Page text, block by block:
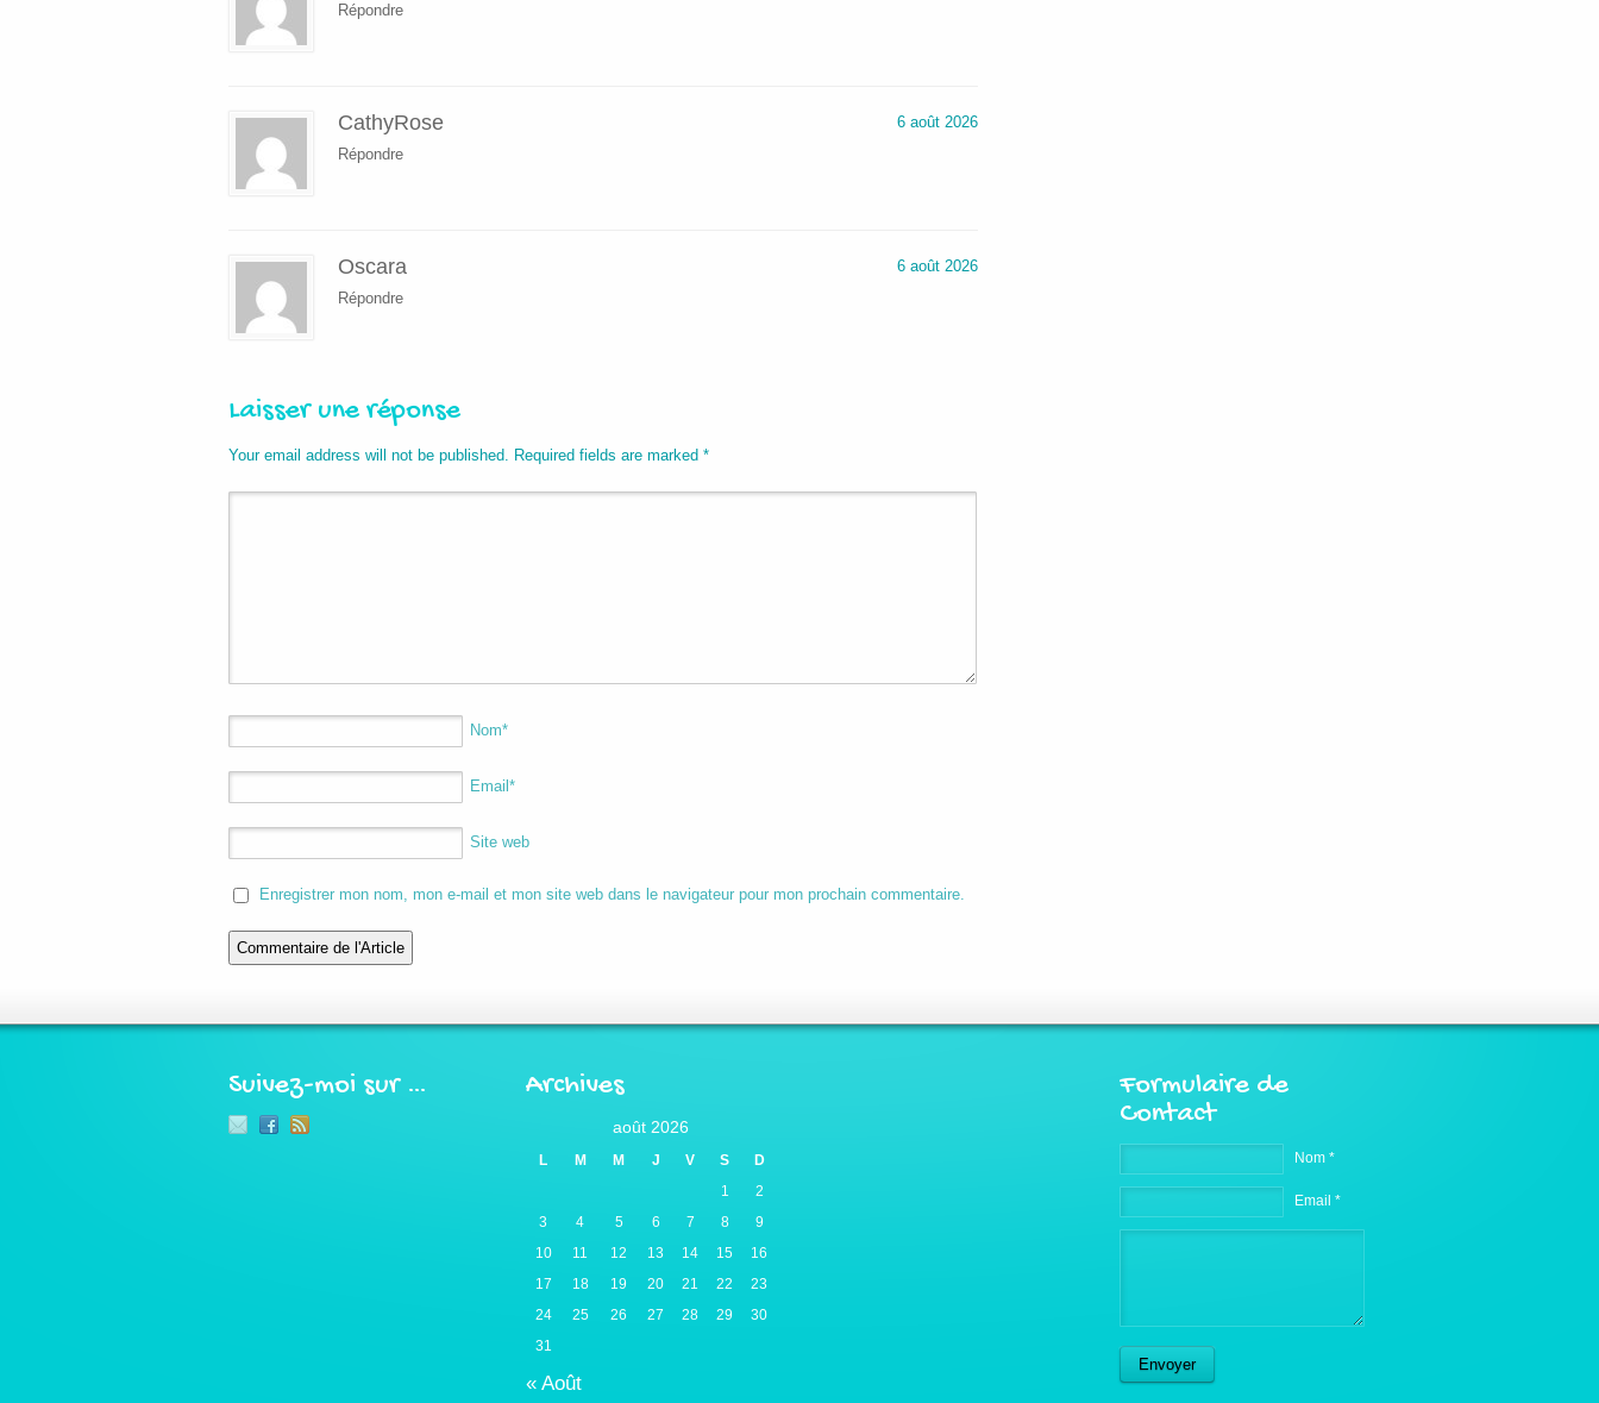
Répondre
CathyRose
6 août 2026
Répondre
Oscara
6 août 2026
Répondre
Laisser une réponse
Your email address will not be published. Required fields are marked *
Nom*
Email*
Site web
Enregistrer mon nom, mon e-mail et mon site web dans le navigateur pour mon prochain commentaire.
Suivez-moi sur … Archives
août 2026
L M M J V S D
« Août
1
2
3
4 5 6 7 8
9
10
11 12 13 14 15
16
17
18 19 20 21 22
23
24
25 26 27 28 29
30
31
Formulaire de
Contact
Nom *
Email *
Envoyer